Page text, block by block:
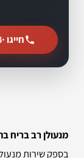
חייגו ·
מנעולן רב בריח
בספק שירות